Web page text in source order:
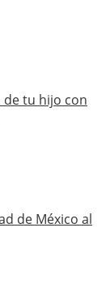
de tu hijo con
de México al